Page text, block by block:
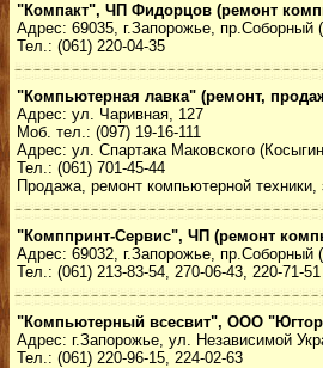
"Компакт", ЧП Фидорцов (ремонт
Адрес: 69035, г.Запорожье, пр.Соборный
Тел.: (061) 220-04-35
"Компьютерная лавка" (ремонт,
Адрес: ул. Чаривная, 127
Моб. тел.: (097) 19-16-111
Адрес: ул. Спартака Маковского
Тел.: (061) 701-45-44
Продажа, ремонт компьютерной
"Комппринт-Сервис", ЧП (ремонт
Адрес: 69032, г.Запорожье, пр.Соборный
Тел.: (061) 213-83-54, 270-06-43, 220-71-51
"Компьютерный всесвит", ООО
Адрес: г.Запорожье, ул. Независимой
Тел.: (061) 220-96-15, 224-02-63